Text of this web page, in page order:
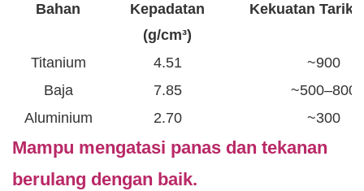
Bahan
Kepadatan
(g/cm³)
Kekuatan Tarik
Titanium 4.51
~900
Baja
7.85
~500–800
Aluminium
2.70 ~300
Mampu mengatasi panas dan tekanan
berulang dengan baik.